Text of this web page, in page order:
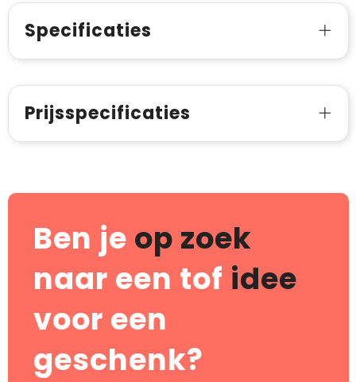
Specificaties
Prijsspecificaties
Ben je op zoek
naar een tof idee
voor een
geschenk?